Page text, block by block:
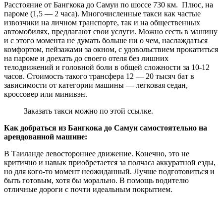
Расстояние от Бангкока до Самуи по шоссе 730 км. Плюс, на
пароме (1,5 — 2 часа). Многочисленные такси как частые
извозчики на личном транспорте, так и на общественных
автомобилях, предлагают свои услуги. Можно сесть в машину
и с этого момента не думать больше ни о чем, наслаждаться
комфортом, пейзажами за окном, с удовольствием прокатиться
на пароме и доехать до своего отеля без лишних
телодвижений и головной боли в общей сложности за 10-12
часов. Стоимость такого трансфера 12 — 20 тысяч бат в
зависимости от категории машины — легковая седан,
кроссовер или минивэн.
Заказать такси можно по этой ссылке.
Как добраться из Бангкока до Самуи самостоятельно на
арендованной машине:
В Таиланде левостороннее движение. Конечно, это не
критично и навык приобретается за полчаса аккуратной езды,
но для кого-то момент неожиданный. Лучше подготовиться и
быть готовым, хотя бы морально. В помощь водителю
отличные дороги с почти идеальным покрытием.